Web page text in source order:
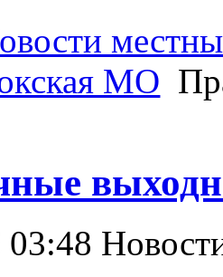
МО
03:48